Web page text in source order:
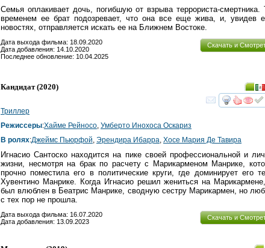
Семья оплакивает дочь, погибшую от взрыва террориста-смертника.
временем ее брат подозревает, что она все еще жива, и, увидев
новостях, отправляется искать ее на Ближнем Востоке.
Скачать и
Дата выхода фильма: 18.09.2020
Дата добавления: 14.10.2020
Последнее обновление: 10.04.2025
Кандидат(2020)
Триллер
Режиссеры:Хайме Рейносо, Умберто Инохоса Оскариз
В ролях:Джеймс Пьюрфой, Эрендира Ибарра, Хосе Мария Де Тавира
Игнасио Сантоско находится на пике своей профессиональной и
жизни, несмотря на брак по расчету с Марикарменом Манрике,
прочно поместила его в политические круги, где доминирует его
Хувентино Манрике. Когда Игнасио решил жениться на
был влюблен в Беатрис Манрике, сводную сестру Марикармен, но
с тех пор не прошла.
Скачать и
Дата выхода фильма: 16.07.2020
Дата добавления: 13.09.2023